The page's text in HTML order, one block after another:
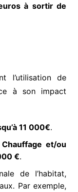
à sortir de
l’utilisation de
à son impact
11 000€.
et/ou
€.
de l’habitat,
Par exemple,